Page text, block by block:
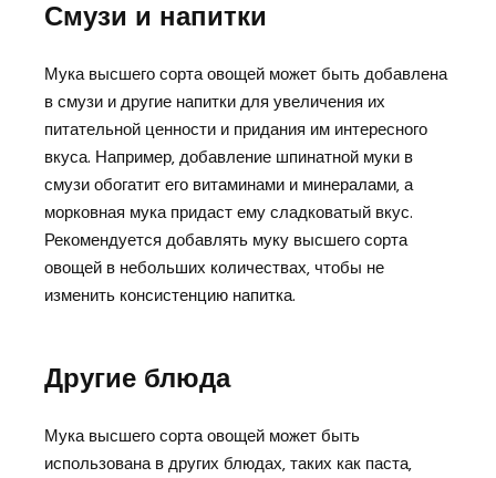
Смузи и напитки
Мука высшего сорта овощей может быть добавлена
в смузи и другие напитки для увеличения их
питательной ценности и придания им интересного
вкуса. Например‚ добавление шпинатной муки в
смузи обогатит его витаминами и минералами‚ а
морковная мука придаст ему сладковатый вкус.
Рекомендуется добавлять муку высшего сорта
овощей в небольших количествах‚ чтобы не
изменить консистенцию напитка.
Другие блюда
Мука высшего сорта овощей может быть
использована в других блюдах‚ таких как паста‚